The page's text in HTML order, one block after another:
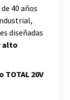
40 años
diseñadas
alto
20V